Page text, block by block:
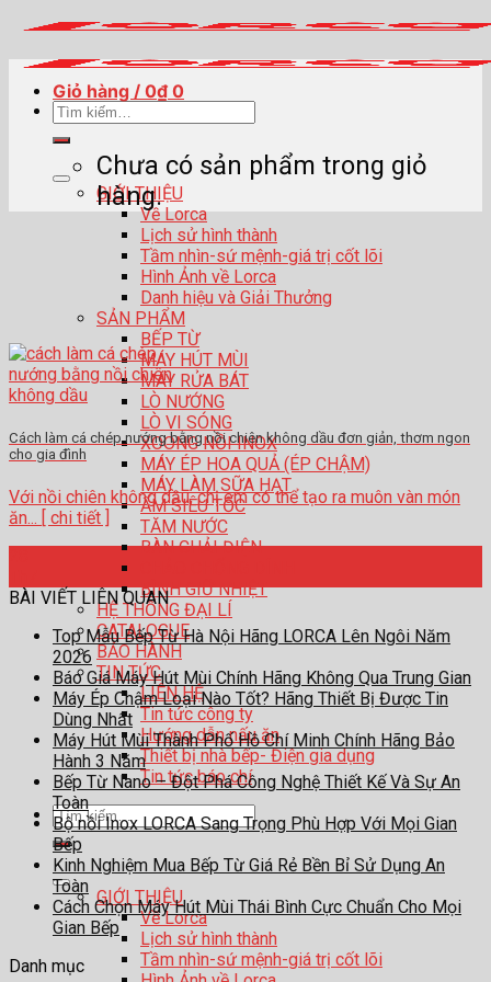
content
Tìm
kiếm:
GIỚI THIỆU
Về Lorca
Lịch sử hình thành
Tầm nhìn-sứ mệnh-giá trị cốt lõi
Hình Ảnh về Lorca
Danh hiệu và Giải Thưởng
SẢN PHẨM
BẾP TỪ
MÁY HÚT MÙI
MÁY RỬA BÁT
LÒ NƯỚNG
LÒ VI SÓNG
XOONG NỒI INOX
MÁY ÉP HOA QUẢ (ÉP CHẬM)
MÁY LÀM SỮA HẠT
ẤM SIÊU TỐC
TĂM NƯỚC
BÀN CHẢI ĐIỆN
BÌNH GIỮ NHIỆT
HỆ THỐNG ĐẠI LÍ
CATALOGUE
BẢO HÀNH
TIN TỨC
LIÊN HỆ
Tin tức công ty
Hướng dẫn nấu ăn
Thiết bị nhà bếp- Điện gia dụng
Tin tức báo chí
Tìm
kiếm:
GIỚI THIỆU
Về Lorca
Lịch sử hình thành
Tầm nhìn-sứ mệnh-giá trị cốt lõi
Giỏ hàng / 0₫ 0
Chưa có sản phẩm trong giỏ
hàng.
Cách làm cá chép nướng bằng nồi chiên không dầu đơn giản, thơm ngon
cho gia đình
Với nồi chiên không dầu, chị em có thể tạo ra muôn vàn món
ăn... [ chi tiết ]
BÀI VIẾT LIÊN QUAN
Top Mẫu Bếp Từ Hà Nội Hãng LORCA Lên Ngôi Năm
2026
Báo Giá Máy Hút Mùi Chính Hãng Không Qua Trung Gian
Máy Ép Chậm Loại Nào Tốt? Hãng Thiết Bị Được Tin
Dùng Nhất
Máy Hút Mùi Thành Phố Hồ Chí Minh Chính Hãng Bảo
Hành 3 Năm
Bếp Từ Nano – Đột Phá Công Nghệ Thiết Kế Và Sự An
Toàn
Bộ nồi Inox LORCA Sang Trọng Phù Hợp Với Mọi Gian
Bếp
Kinh Nghiệm Mua Bếp Từ Giá Rẻ Bền Bỉ Sử Dụng An
Toàn
Cách Chọn Máy Hút Mùi Thái Bình Cực Chuẩn Cho Mọi
Gian Bếp
Danh mục